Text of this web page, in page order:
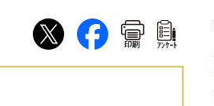
印刷 ｱﾝｹｰﾄ